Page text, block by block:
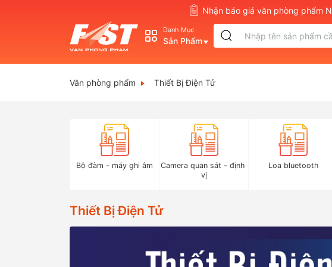
Nhận báo giá văn phòng phẩm
Danh Mục
Sản Phẩm
Văn phòng phẩm Thiết Bị Điện Tử
Bộ đàm - máy ghi âm
Camera quan sát - định
vị
Loa bluetooth
Thiết Bị Điện Tử